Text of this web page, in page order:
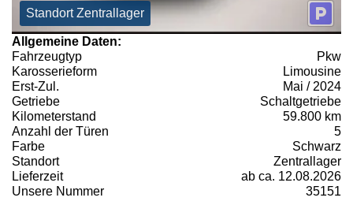
Standort Zentrallager
Allgemeine Daten:
Fahrzeugtyp
Pkw
Karosserieform
Limousine
Erst-Zul.
Mai / 2024
Getriebe
Schaltgetriebe
Kilometerstand
59.800 km
Anzahl der Türen
5
Farbe
Schwarz
Standort
Zentrallager
Lieferzeit
ab ca. 12.08.2026
Unsere Nummer
35151